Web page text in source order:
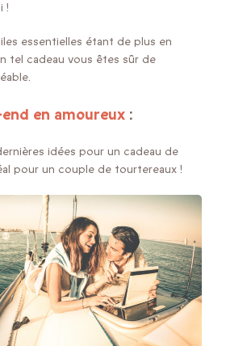
!
essentielles étant de plus en
tel cadeau vous êtes sûr de
en amoureux :
idées pour un cadeau de
pour un couple de tourtereaux !